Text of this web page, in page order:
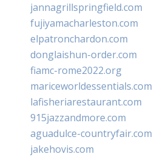
jannagrillspringfield.com
fujiyamacharleston.com
elpatronchardon.com
donglaishun-order.com
fiamc-rome2022.org
mariceworldessentials.com
lafisheriarestaurant.com
915jazzandmore.com
aguadulce-countryfair.com
jakehovis.com